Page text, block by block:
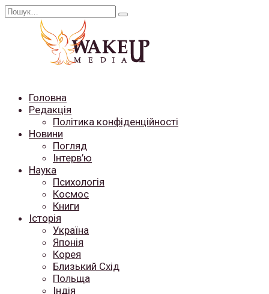
Перейти
Search
Головна
Редакція
Політика конфіденційності
Новини
Погляд
Інтерв’ю
Наука
Психологія
Космос
Книги
Історія
Україна
Японія
Корея
Близький Схід
Польща
Індія